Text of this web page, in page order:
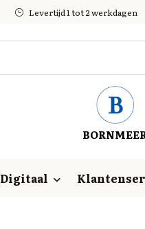
Levertijd 1 tot 2 werkdagen
Digitaal